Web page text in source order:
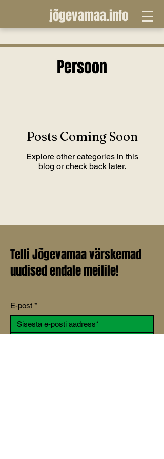
jõgevamaa.info
Persoon
Posts Coming Soon
Explore other categories in this
blog or check back later.
Telli Jõgevamaa värskemad
uudised endale meilile!
E-post *